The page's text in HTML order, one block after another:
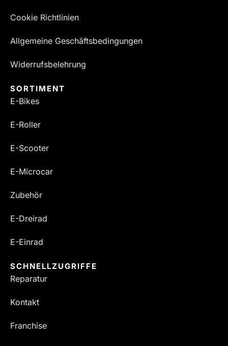
Cookie Richtlinien
Allgemeine Geschäftsbedingungen
Widerrufsbelehrung
SORTIMENT
E-Bikes
E-Roller
E-Scooter
E-Microcar
Zubehör
E-Dreirad
E-Einrad
SCHNELLZUGRIFFE
Reparatur
Kontakt
Franchise